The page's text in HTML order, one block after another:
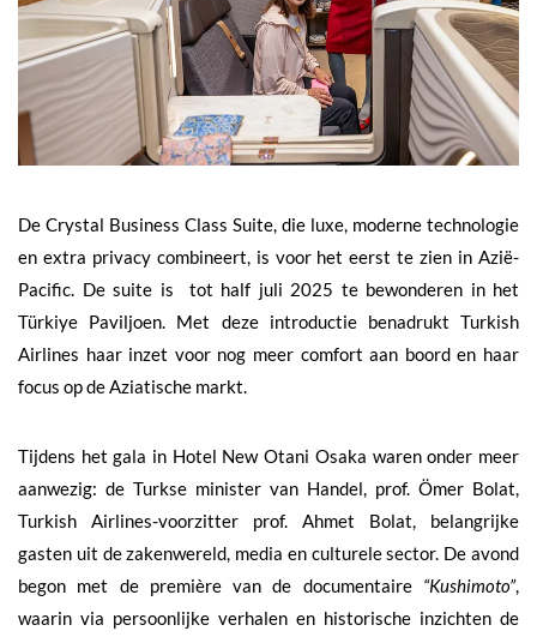
De Crystal Business Class Suite, die luxe, moderne technologie
en extra privacy combineert, is voor het eerst te zien in Azië-
Pacific. De suite is tot half juli 2025 te bewonderen in het
Türkiye Paviljoen. Met deze introductie benadrukt Turkish
Airlines haar inzet voor nog meer comfort aan boord en haar
focus op de Aziatische markt.
Tijdens het gala in Hotel New Otani Osaka waren onder meer
aanwezig: de Turkse minister van Handel, prof. Ömer Bolat,
Turkish Airlines-voorzitter prof. Ahmet Bolat, belangrijke
gasten uit de zakenwereld, media en culturele sector. De avond
begon met de première van de documentaire “Kushimoto”,
waarin via persoonlijke verhalen en historische inzichten de